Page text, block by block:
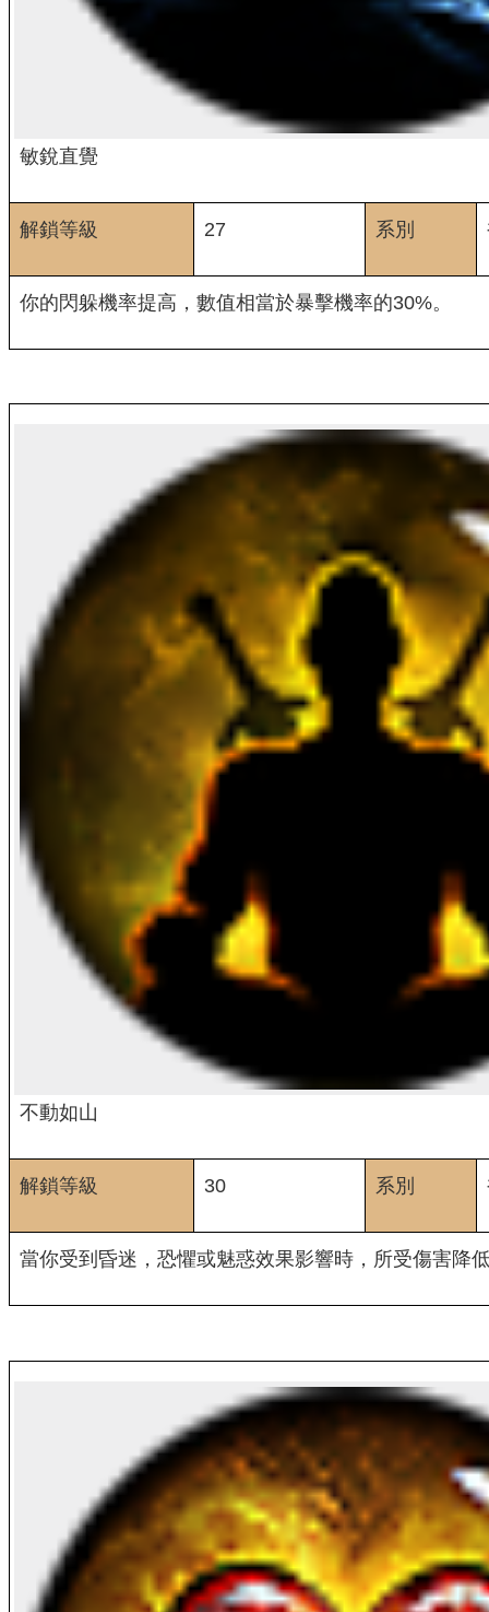
敏銳直覺
解鎖等級 27 系別
你的閃躲機率提高，數值相當於暴擊機率的30%。
不動如山
解鎖等級 30 系別
當你受到昏迷，恐懼或魅惑效果影響時，所受傷害降